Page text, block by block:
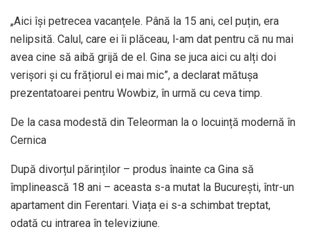
„Aici își petrecea vacanțele. Până la 15 ani, cel puțin, era
nelipsită. Calul, care ei îi plăceau, l-am dat pentru că nu mai
avea cine să aibă grijă de el. Gina se juca aici cu alți doi
verișori și cu frățiorul ei mai mic”, a declarat mătușa
prezentatoarei pentru Wowbiz, în urmă cu ceva timp.
De la casa modestă din Teleorman la o locuință modernă în
Cernica
După divorțul părinților – produs înainte ca Gina să
împlinească 18 ani – aceasta s-a mutat la București, într-un
apartament din Ferentari. Viața ei s-a schimbat treptat,
odată cu intrarea în televiziune.